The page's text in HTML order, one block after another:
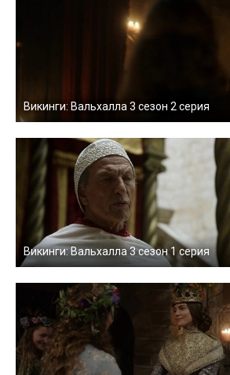
Викинги: Вальхалла 3 сезон 2 серия
Викинги: Вальхалла 3 сезон 1 серия